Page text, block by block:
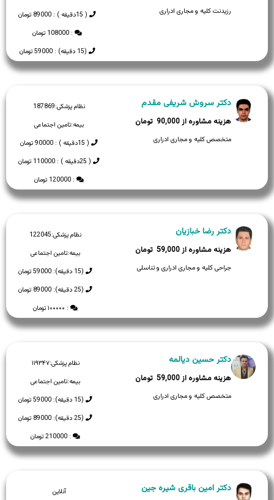
( 15دقیقه ) : 89000 تومان
: 108000 تومان
(15 دقیقه) : 59000 تومان
رزیدنت کلیه و مجاری ادراری
نظام پزشکی:187869
بیمه:تامین اجتماعی
( 15دقیقه ) : 90000 تومان
( 25دقیقه ) : 110000 تومان
: 120000 تومان
دکتر سروش شریفی مقدم
90,000
متخصص کلیه و مجاری ادراری
نظام پزشکی:122045
بیمه:تامین اجتماعی
(15 دقیقه): 59000 تومان
(25 دقیقه): 89000 تومان
: ۱۰۰۰۰۰ تومان
دکتر رضا خبازیان
59,000
جراحی کلیه و مجاری ادراری و تناسلی
نظام پزشکی:۱۱۹۳۴۷
بیمه:تامین اجتماعی
(15 دقیقه): 59000 تومان
(25 دقیقه): 89000 تومان
: 210000 تومان
دکتر حسین دیالمه
59,000
متخصص کلیه و مجاری ادراری
آنلاین
دکتر امین باقری شیره جین